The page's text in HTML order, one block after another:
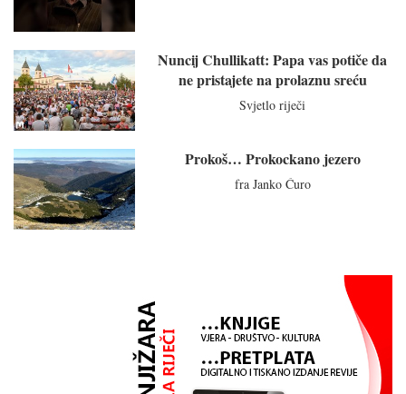
Nuncij Chullikatt: Papa vas potiče da
ne pristajete na prolaznu sreću
Svjetlo riječi
Prokoš… Prokockano jezero
fra Janko Ćuro